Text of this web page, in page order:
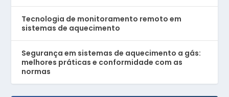
Tecnologia de monitoramento remoto em
sistemas de aquecimento
Segurança em sistemas de aquecimento a gás:
melhores práticas e conformidade com as
normas